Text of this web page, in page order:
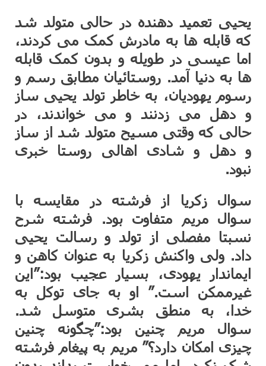
یحیی تعمید دهنده در حالی متولد شد
که قابله ها به مادرش کمک می کردند،
اما عیسی در طویله و بدون کمک قابله
ها به دنیا آمد. روستائیان مطابق رسم و
رسوم یهودیان، به خاطر تولد یحیی ساز
و دهل می زدنند و می خواندند، در
حالی که وقتی مسیح متولد شد از ساز
و دهل و شادی اهالی روستا خبری
نبود.
سوال زکریا از فرشته در مقایسه با
سوال مریم متفاوت بود. فرشته شرح
نسبتا مفصلی از تولد و رسالت یحیی
داد. ولی واکنش زکریا به عنوان کاهن و
ایماندار یهودی، بسیار عجیب بود:”این
غیرممکن است.” او به جای توکل به
خدا، به منطق بشری متوسل شد.
سوال مریم چنین بود:”چگونه چنین
چیزی امکان دارد؟” مریم به پیغام فرشته